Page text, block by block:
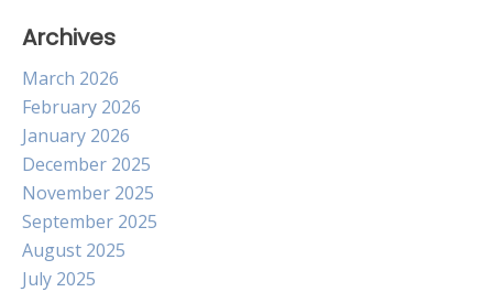
Archives
March 2026
February 2026
January 2026
December 2025
November 2025
September 2025
August 2025
July 2025